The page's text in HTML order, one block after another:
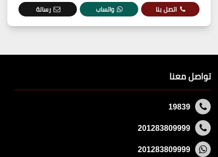
اتصل بنا واتساب رسالة
تواصل معنا
19839
201283809999
201283809999